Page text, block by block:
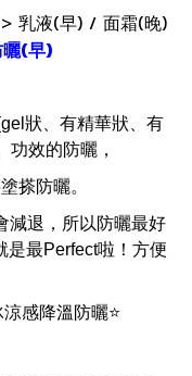
乳液(早) / 面霜(晚)
(早)
狀、有精華狀、有
功效的防曬，
搽防曬。
減退，所以防曬最好
是最Perfect啦！方便
感降溫防曬⭐️